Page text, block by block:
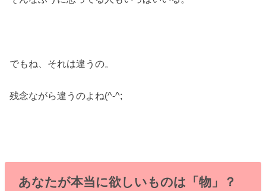
でもね、それは違うの。
残念ながら違うのよね(^-^;
あなたが本当に欲しいものは「物」？